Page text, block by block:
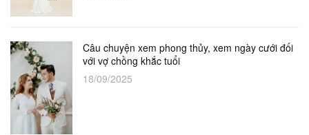
Câu chuyện xem phong thủy, xem ngày cưới đối
với vợ chồng khắc tuổi
18/09/2025